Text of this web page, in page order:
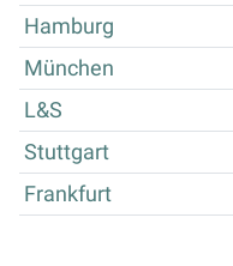
Hamburg
München
L&S
Stuttgart
Frankfurt